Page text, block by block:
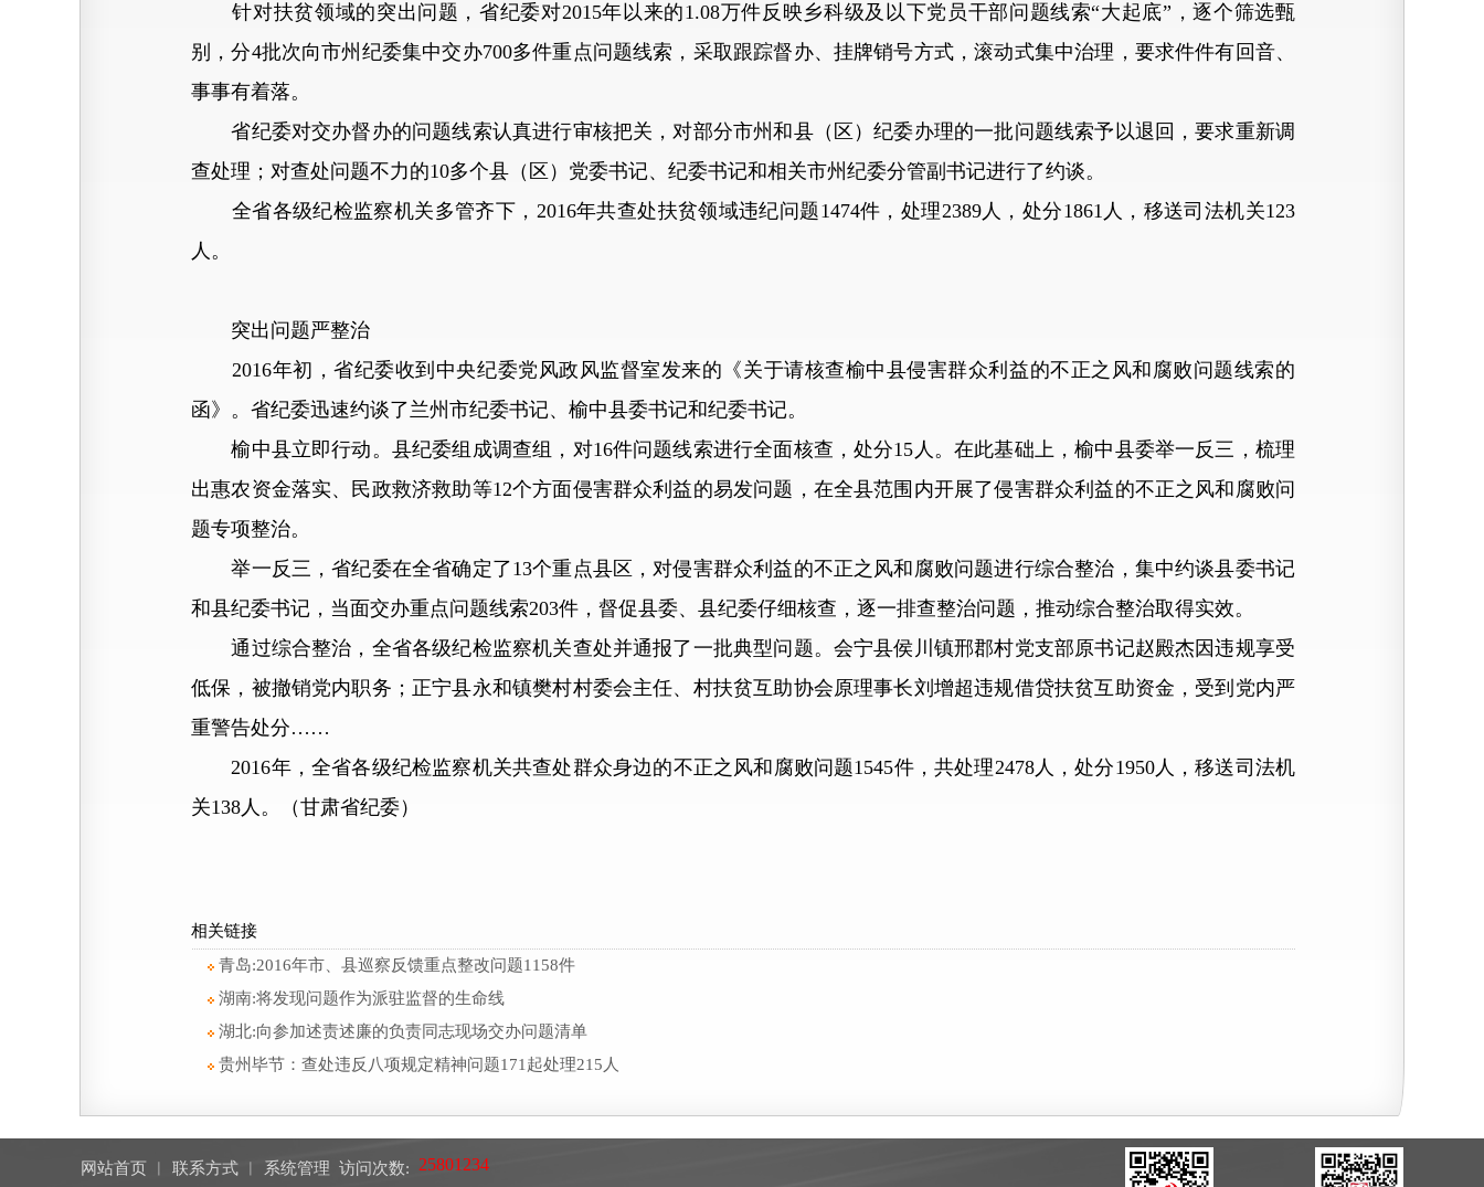
针对扶贫领域的突出问题，省纪委对2015年以来的1.08万件反映乡科级及以下党员干部问题线索“大起底”，逐个筛选甄
别，分4批次向市州纪委集中交办700多件重点问题线索，采取跟踪督办、挂牌销号方式，滚动式集中治理，要求件件有回音、
事事有着落。
省纪委对交办督办的问题线索认真进行审核把关，对部分市州和县（区）纪委办理的一批问题线索予以退回，要求重新调
查处理；对查处问题不力的10多个县（区）党委书记、纪委书记和相关市州纪委分管副书记进行了约谈。
全省各级纪检监察机关多管齐下，2016年共查处扶贫领域违纪问题1474件，处理2389人，处分1861人，移送司法机关123
人。
突出问题严整治
2016年初，省纪委收到中央纪委党风政风监督室发来的《关于请核查榆中县侵害群众利益的不正之风和腐败问题线索的
函》。省纪委迅速约谈了兰州市纪委书记、榆中县委书记和纪委书记。
榆中县立即行动。县纪委组成调查组，对16件问题线索进行全面核查，处分15人。在此基础上，榆中县委举一反三，梳理
出惠农资金落实、民政救济救助等12个方面侵害群众利益的易发问题，在全县范围内开展了侵害群众利益的不正之风和腐败问
题专项整治。
举一反三，省纪委在全省确定了13个重点县区，对侵害群众利益的不正之风和腐败问题进行综合整治，集中约谈县委书记
和县纪委书记，当面交办重点问题线索203件，督促县委、县纪委仔细核查，逐一排查整治问题，推动综合整治取得实效。
通过综合整治，全省各级纪检监察机关查处并通报了一批典型问题。会宁县侯川镇邢郡村党支部原书记赵殿杰因违规享受
低保，被撤销党内职务；正宁县永和镇樊村村委会主任、村扶贫互助协会原理事长刘增超违规借贷扶贫互助资金，受到党内严
重警告处分……
2016年，全省各级纪检监察机关共查处群众身边的不正之风和腐败问题1545件，共处理2478人，处分1950人，移送司法机
关138人。（甘肃省纪委）
相关链接
青岛:2016年市、县巡察反馈重点整改问题1158件
湖南:将发现问题作为派驻监督的生命线
湖北:向参加述责述廉的负责同志现场交办问题清单
贵州毕节：查处违反八项规定精神问题171起处理215人
网站首页 联系方式 系统管理 访问次数: